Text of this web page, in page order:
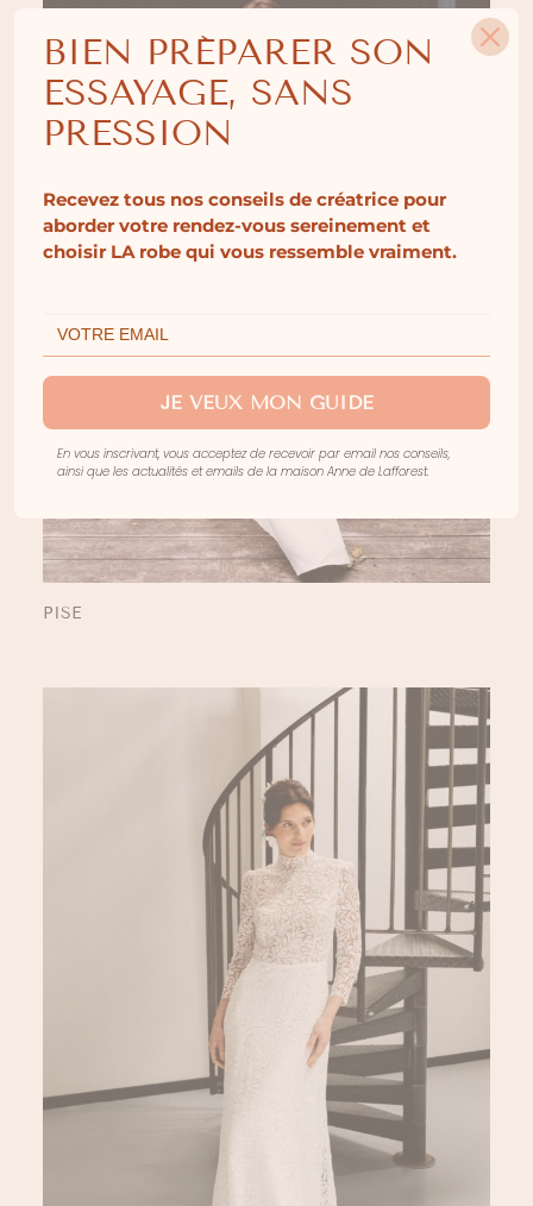
PISE
BIEN PRÉPARER SON
ESSAYAGE, SANS
PRESSION
Recevez tous nos conseils de créatrice pour
aborder votre rendez-vous sereinement et
choisir LA robe qui vous ressemble vraiment.
JE VEUX MON GUIDE
En vous inscrivant, vous acceptez de recevoir par email nos conseils,
ainsi que les actualités et emails de la maison Anne de Lafforest.